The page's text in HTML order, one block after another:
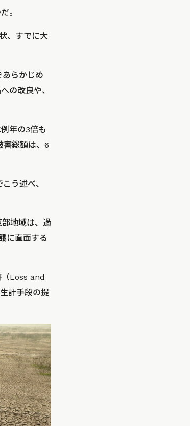
。
、すでに大
らかじめ
の改良や、
年の3倍も
害総額は、6
う述べ、
地域は、過
に直面する
（Loss and
計手段の提